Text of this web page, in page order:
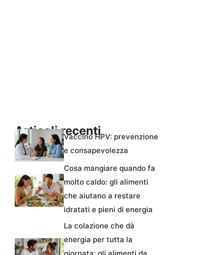
Articoli recentiVaccino HPV: prevenzione
e consapevolezza
Cosa mangiare quando fa
molto caldo: gli alimenti
che aiutano a restare
idratati e pieni di energia
La colazione che dà
energia per tutta la